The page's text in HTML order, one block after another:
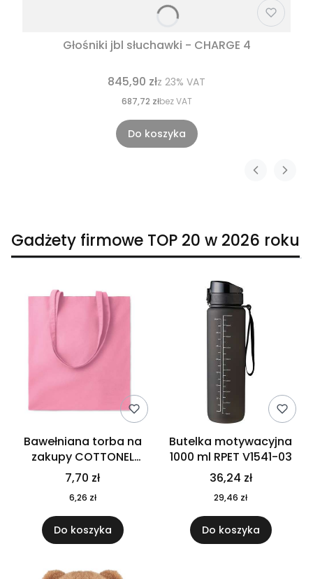
Głośniki jbl słuchawki - CHARGE 4
845,90 złz 23% VAT
687,72 złbez VAT
Do koszyka
Gadżety firmowe TOP 20 w 2026 roku
Bawełniana torba na
zakupy COTTONEL
COLOUR++ MO9846-11
7,70 zł
6,26 zł
Do koszyka
Butelka motywacyjna
1000 ml RPET V1541-03
36,24 zł
29,46 zł
Do koszyka